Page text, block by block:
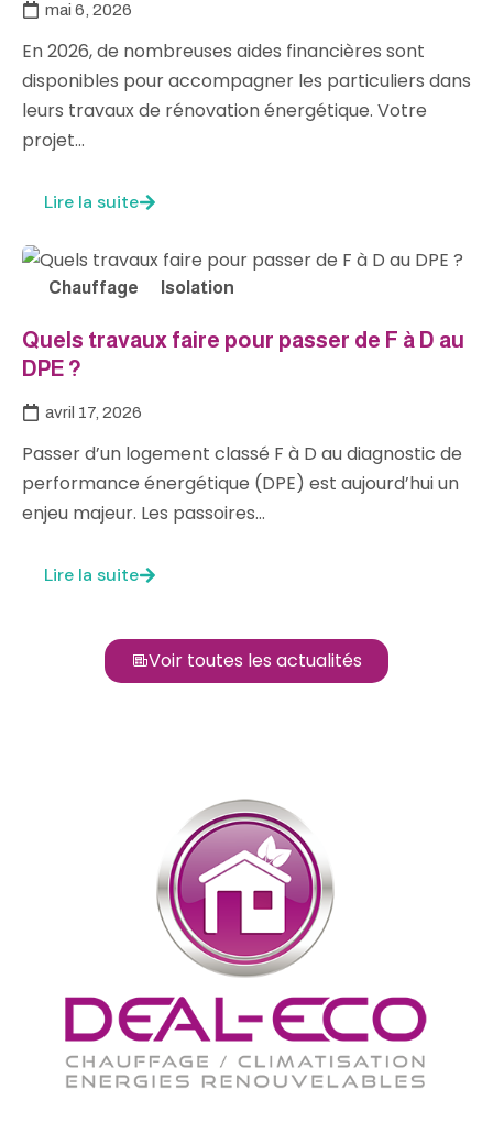
mai 6, 2026
En 2026, de nombreuses aides financières sont
disponibles pour accompagner les particuliers dans
leurs travaux de rénovation énergétique. Votre
projet…
Lire la suite
Chauffage Isolation
Quels travaux faire pour passer de F à D au
DPE ?
avril 17, 2026
Passer d’un logement classé F à D au diagnostic de
performance énergétique (DPE) est aujourd’hui un
enjeu majeur. Les passoires…
Lire la suite
Voir toutes les actualités